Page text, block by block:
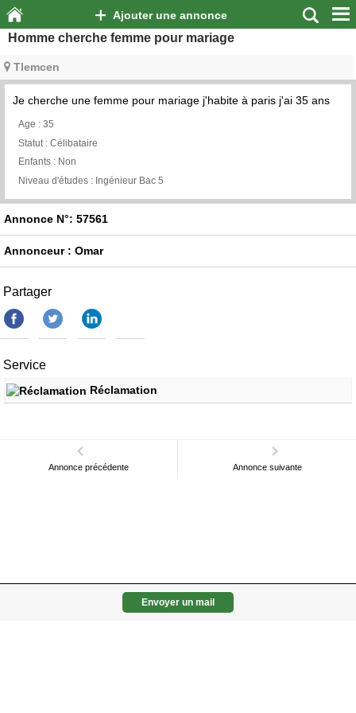
Ajouter une annonce
Homme cherche femme pour mariage
Tlemcen
Je cherche une femme pour mariage j'habite à paris j'ai 35 ans
Age : 35
Statut : Célibataire
Enfants : Non
Niveau d'études : Ingénieur Bac 5
Annonce N°: 57561
Annonceur : Omar
Partager
Service
Réclamation
Annonce précédente Annonce suivante
Envoyer un mail